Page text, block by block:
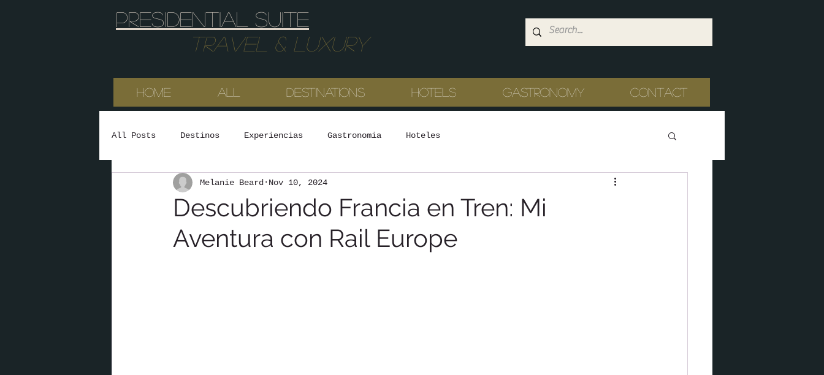
Presidential suite
Travel & Luxury
HOME All Destinations Hotels Gastronomy Contact
All Posts Destinos Experiencias Gastronomia Hoteles
Descubriendo Francia en Tren: Mi
Aventura con Rail Europe
Melanie Beard Nov 10, 2024